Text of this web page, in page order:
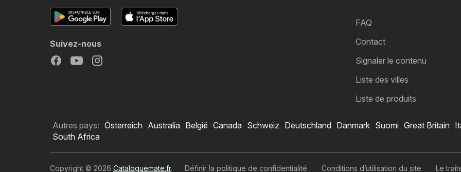
FAQ
Contact
Signaler le contenu
Liste des villes
Liste de produits
Suivez-nous
Autres pays: Österreich Australia België Canada Schweiz Deutschland Danmark Suomi Great Britain
South Africa
Copyright © 2026 Cataloguemate.fr. Définir la politique de confidentialité Conditions d’utilisation du site Le